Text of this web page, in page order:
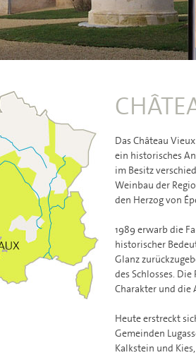
Das Château
ein historisches
im Besitz
Weinbau der
den Herzog von
1989 erwarb die
historischer
Glanz
des Schlosses.
Charakter und die
Heute erstreckt
Gemeinden
Kalkstein und